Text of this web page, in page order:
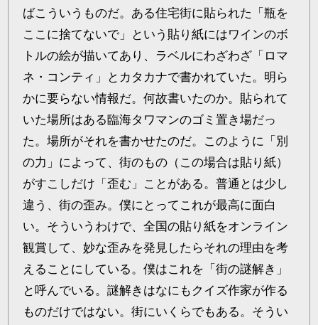
ばこういうものだ。ある住宅街に貼られた「瓶を
ここに捨てないで」という貼り紙にはワインのボ
トルの絵が描いてあり、ラベルにわざわざ「ロマ
ネ・コンティ」とカタカナで書かれていた。明ら
かに要らない情報だ。何故書いたのか。貼られて
いた場所はある臨海タワマンのゴミ置き場だっ
た。場所がそれを書かせたのだ。このように「別
の力」によって、街のもの（この場合は貼り紙）
がすこしだけ「歪む」ことがある。普通とは少し
違う、街の歪み。僕にとってこれが最高に面白
い。そういうわけで、全国の貼り紙をオンライン
観賞して、妙な歪みを発見したらそれの理由を考
えることにしている。僕はこれを「街の謎解き」
と呼んでいる。謎解きはなにもクイズ作家が作る
ものだけではない。街にいくらでもある。そうい